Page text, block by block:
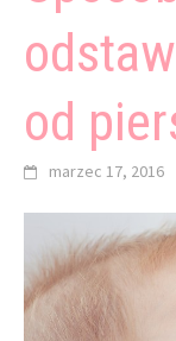
od
marzec 17, 2016